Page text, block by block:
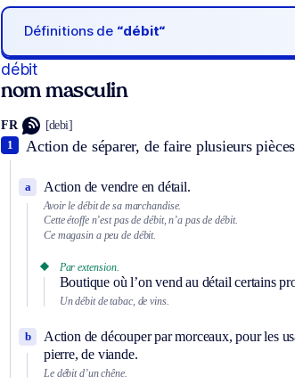
Définitions de “débit“
débit
nom masculin
FR [debi]
Action de séparer, de faire plusieurs
1
Action de vendre en détail.
a
Avoir le débit de sa marchandise.
Cette étoffe n’est pas de débit, n’a pas de débit.
Ce magasin a peu de débit.
Par extension.
Boutique où l’on vend au détail certains
Un débit de tabac, de vins.
Action de découper par morceaux, pour les
pierre, de viande.
b
Le débit d’un chêne.